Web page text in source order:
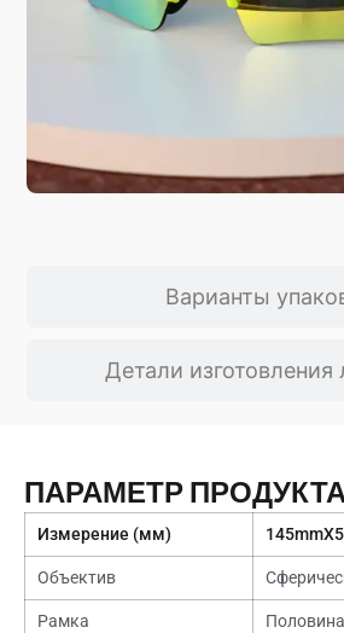
Варианты
Детали изготовления
ПАРАМЕТР
Измерение (мм) 145
Объектив
Рамка